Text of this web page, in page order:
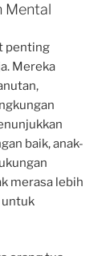
Mental
penting
Mereka
baik, anak-
merasa lebih
untuk